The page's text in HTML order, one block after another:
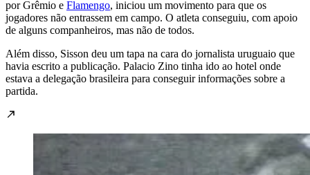
por Grêmio e Flamengo, iniciou um movimento para que os
jogadores não entrassem em campo. O atleta conseguiu, com apoio
de alguns companheiros, mas não de todos.
Além disso, Sisson deu um tapa na cara do jornalista uruguaio que
havia escrito a publicação. Palacio Zino tinha ido ao hotel onde
estava a delegação brasileira para conseguir informações sobre a
partida.